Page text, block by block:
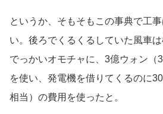
というか、そもそもこの事典で工
い。後ろでくるくるしていた風車
でっかいオモチャに、3億ウォン（
を使い、発電機を借りてくるのに
相当）の費用を使ったと。